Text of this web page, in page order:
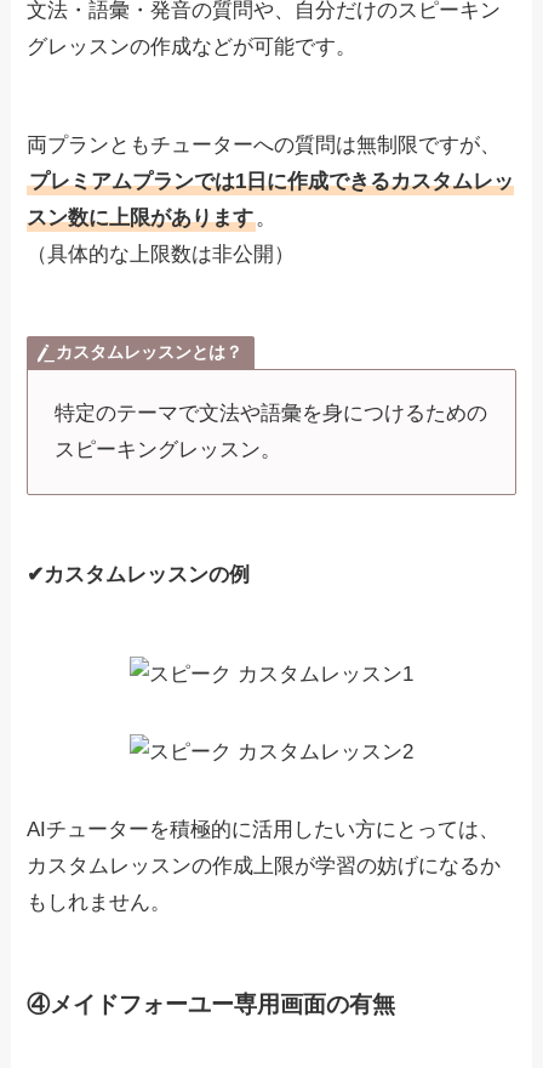
文法・語彙・発音の質問や、自分だけのスピーキン
グレッスンの作成などが可能です。
両プランともチューターへの質問は無制限ですが、
プレミアムプランでは1日に作成できるカスタムレッ
スン数に上限があります。
（具体的な上限数は非公開）
カスタムレッスンとは？
特定のテーマで文法や語彙を身につけるための
スピーキングレッスン。
✔︎カスタムレッスンの例
AIチューターを積極的に活用したい方にとっては、
カスタムレッスンの作成上限が学習の妨げになるか
もしれません。
④メイドフォーユー専用画面の有無